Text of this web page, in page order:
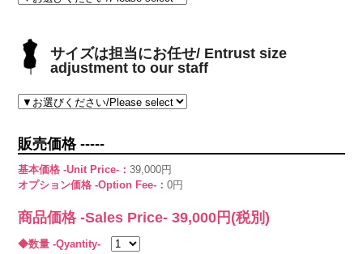
サイズは担当にお任せ/ Entrust size
adjustment to our staff
販売価格 -----
基本価格 -Unit Price-：39,000円
オプション価格 -Option Fee-：0円
商品価格 -Sales Price-39,000 円(税別)
◆数量 -Qyantity-